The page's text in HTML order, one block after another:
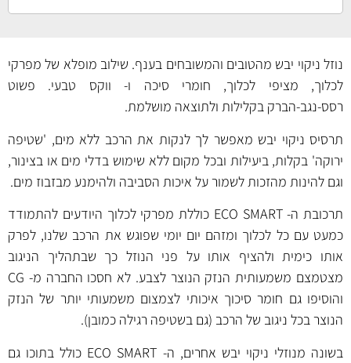
נוזל ניקוי יבש מהטובים והמשובחים בענף. שילוב מופלא של מפרקי
לכלוך, מציפי לכלוך, חומרי סיכה ו- ווקס טבעי. פשוט
רסס-נגב-הברק בקלילות ולתוצאה מושלמת.
תרסיס ניקוי יבש מאפשר לך לנקות את הרכב ללא מים, 'שטיפה
ירוקה' בקלות, ביעילות ובכל מקום ללא שימוש בדלי מים או בצינור,
וגם להינות מהזכות לשמור על איכות הסביבה ולהימנע מבזבוז מים.
תרכובת ה- ECO SMART כוללת מפרקי לכלוך היודעים להתמודד
כמעט עם כל לכלוך ומזהם יום יומי שפוגש את הרכב שלנו, לפרק
אותו כימית ולהציף אותו על פני הנוזל כך שבתהליך הניגוב
מצטמצם משמעותית הנזק הנוצר לצבע. לא חסכו החברה מ- CG
והוסיפו גם חומר סיכוך איכותי לצמצום משמעותי יותר של הנזק
הנוצר בכל ניגוב של הרכב (גם בשטיפה רגילה כמובן).
בשונה מנוזלי ניקוי יבש אחרים, ה- ECO SMART כולל בתוכו גם